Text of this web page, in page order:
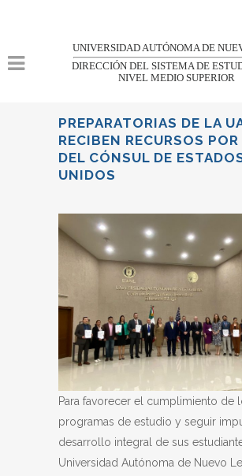
UNIVERSIDAD AUTÓNOMA DE
DIRECCIÓN DEL SISTEMA DE
NIVEL MEDIO SUPERIOR
PREPARATORIAS DE LA
RECIBEN RECURSOS POR
DEL CÓNSUL DE
UNIDOS
Para favorecer el cumplimiento de
programas de estudio y seguir
desarrollo integral de sus
Universidad Autónoma de Nuevo